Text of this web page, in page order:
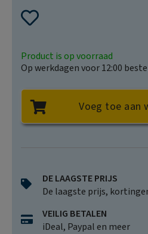
Product is op voorraad
Op werkdagen voor 12:00
Voeg toe aan
DE LAAGSTE PRIJS
De laagste prijs,
VEILIG BETALEN
iDeal, Paypal en meer